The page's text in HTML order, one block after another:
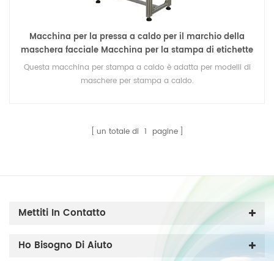
Macchina per la pressa a caldo per il marchio della
maschera facciale Macchina per la stampa di etichette
roll to roll per il logo della maschera
Questa macchina per stampa a caldo è adatta per modelli di
maschere per stampa a caldo.
un totale di 1 pagine
Mettiti In Contatto
Ho Bisogno Di Aiuto